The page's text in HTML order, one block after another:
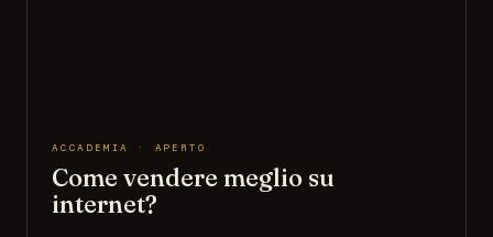
ACCADEMIA · APERTO
Come vendere meglio su
internet?